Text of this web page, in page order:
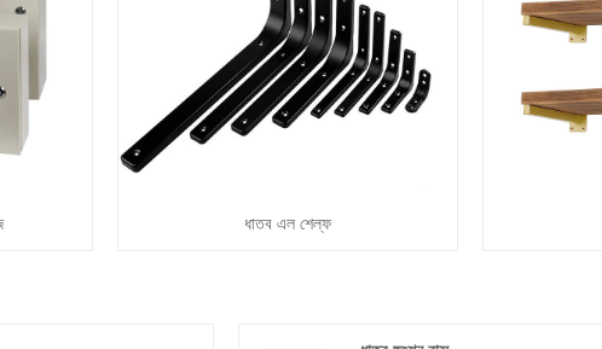
ধাতব এল শেল্ফ